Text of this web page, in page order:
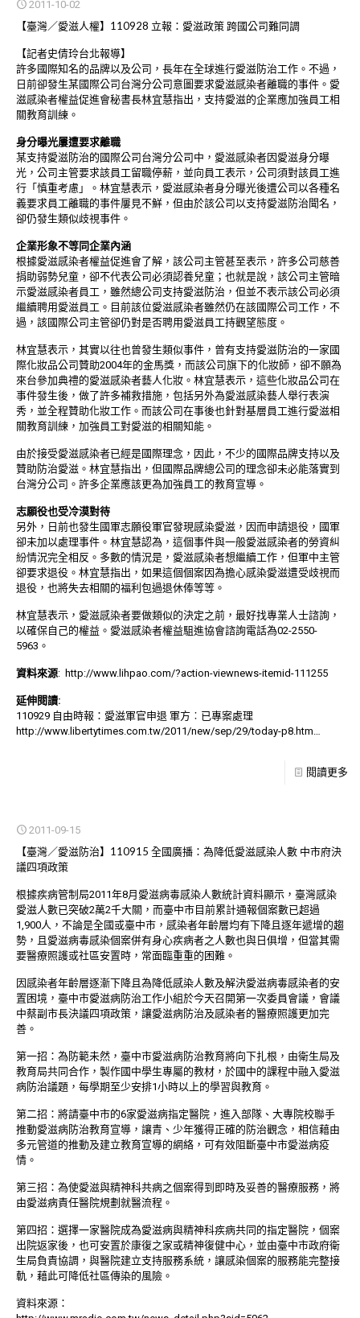
2011-10-02
【臺灣／愛滋人權】110928 立報：愛滋政策 跨國公司難同調
【記者史倩玲台北報導】
許多國際知名的品牌以及公司，長年在全球進行愛滋防治工作。不過，
日前卻發生某國際公司台灣分公司意圖要求愛滋感染者離職的事件。愛
滋感染者權益促進會秘書長林宜慧指出，支持愛滋的企業應加強員工相
關教育訓練。
身分曝光屢遭要求離職
某支持愛滋防治的國際公司台灣分公司中，愛滋感染者因愛滋身分曝
光，公司主管要求該員工留職停薪，並向員工表示，公司須對該員工進
行「慎重考慮」。林宜慧表示，愛滋感染者身分曝光後遭公司以各種名
義要求員工離職的事件屢見不鮮，但由於該公司以支持愛滋防治聞名，
卻仍發生類似歧視事件。
企業形象不等同企業內涵
根據愛滋感染者權益促進會了解，該公司主管甚至表示，許多公司慈善
捐助弱勢兒童，卻不代表公司必須認養兒童；也就是說，該公司主管暗
示愛滋感染者員工，雖然總公司支持愛滋防治，但並不表示該公司必須
繼續聘用愛滋員工。目前該位愛滋感染者雖然仍在該國際公司工作，不
過，該國際公司主管卻仍對是否聘用愛滋員工持觀望態度。
林宜慧表示，其實以往也曾發生類似事件，曾有支持愛滋防治的一家國
際化妝品公司贊助2004年的金馬獎，而該公司旗下的化妝師，卻不願為
來台參加典禮的愛滋感染者藝人化妝。林宜慧表示，這些化妝品公司在
事件發生後，做了許多補救措施，包括另外為愛滋感染藝人舉行表演
秀，並全程贊助化妝工作。而該公司在事後也針對基層員工進行愛滋相
關教育訓練，加強員工對愛滋的相關知能。
由於接受愛滋感染者已經是國際理念，因此，不少的國際品牌支持以及
贊助防治愛滋。林宜慧指出，但國際品牌總公司的理念卻未必能落實到
台灣分公司。許多企業應該更為加強員工的教育宣導。
志願役也受冷漠對待
另外，日前也發生國軍志願役軍官發現感染愛滋，因而申請退役，國軍
卻未加以處理事件。林宜慧認為，這個事件與一般愛滋感染者的勞資糾
紛情況完全相反。多數的情況是，愛滋感染者想繼續工作，但軍中主管
卻要求退役。林宜慧指出，如果這個個案因為擔心感染愛滋遭受歧視而
退役，也將失去相關的福利包過退休俸等等。
林宜慧表示，愛滋感染者要做類似的決定之前，最好找專業人士諮詢，
以確保自己的權益。愛滋感染者權益駔進協會諮詢電話為02-2550-
5963。
資料來源: http://www.lihpao.com/?action-viewnews-itemid-111255
延伸閱讀:
110929 自由時報：愛滋軍官申退 軍方︰已專案處理
http://www.libertytimes.com.tw/2011/new/sep/29/today-p8.htm…
閱讀更多
2011-09-15
【臺灣／愛滋防治】110915 全國廣播：為降低愛滋感染人數 中市府決
議四項政策
根據疾病管制局2011年8月愛滋病毒感染人數統計資料顯示，臺灣感染
愛滋人數已突破2萬2千大關，而臺中市目前累計通報個案數已超過
1,900人，不論是全國或臺中市，感染者年齡層均有下降且逐年遞增的趨
勢，且愛滋病毒感染個案併有身心疾病者之人數也與日俱增，但當其需
要醫療照護或社區安置時，常面臨重重的困難。
因感染者年齡層逐漸下降且為降低感染人數及解決愛滋病毒感染者的安
置困境，臺中市愛滋病防治工作小組於今天召開第一次委員會議，會議
中蔡副市長決議四項政策，讓愛滋病防治及感染者的醫療照護更加完
善。
第一招：為防範未然，臺中市愛滋病防治教育將向下扎根，由衛生局及
教育局共同合作，製作國中學生專屬的教材，於國中的課程中融入愛滋
病防治議題，每學期至少安排1小時以上的學習與教育。
第二招：將請臺中市的6家愛滋病指定醫院，進入部隊、大專院校聯手
推動愛滋病防治教育宣導，讓青、少年獲得正確的防治觀念，相信藉由
多元管道的推動及建立教育宣導的網絡，可有效阻斷臺中市愛滋病疫
情。
第三招：為使愛滋與精神科共病之個案得到即時及妥善的醫療服務，將
由愛滋病責任醫院規劃就醫流程。
第四招：選擇一家醫院成為愛滋病與精神科疾病共同的指定醫院，個案
出院返家後，也可安置於康復之家或精神復健中心，並由臺中市政府衛
生局負責協調，與醫院建立支持服務系統，讓感染個案的服務能完整接
軌，藉此可降低社區傳染的風險。
資料來源：